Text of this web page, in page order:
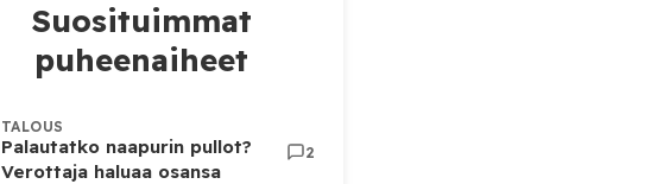
Suosituimmat
puheenaiheet
TALOUS
Palautatko naapurin pullot?
Verottaja haluaa osansa
2